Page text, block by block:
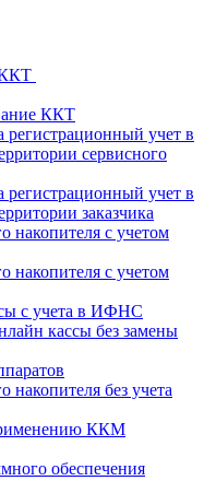
ККТ
ККТ
учет в
сервисного
учет в
заказчика
накопителя с учетом
накопителя с учетом
с учета в ИФНС
кассы без замены
накопителя без учета
ККМ
обеспечения